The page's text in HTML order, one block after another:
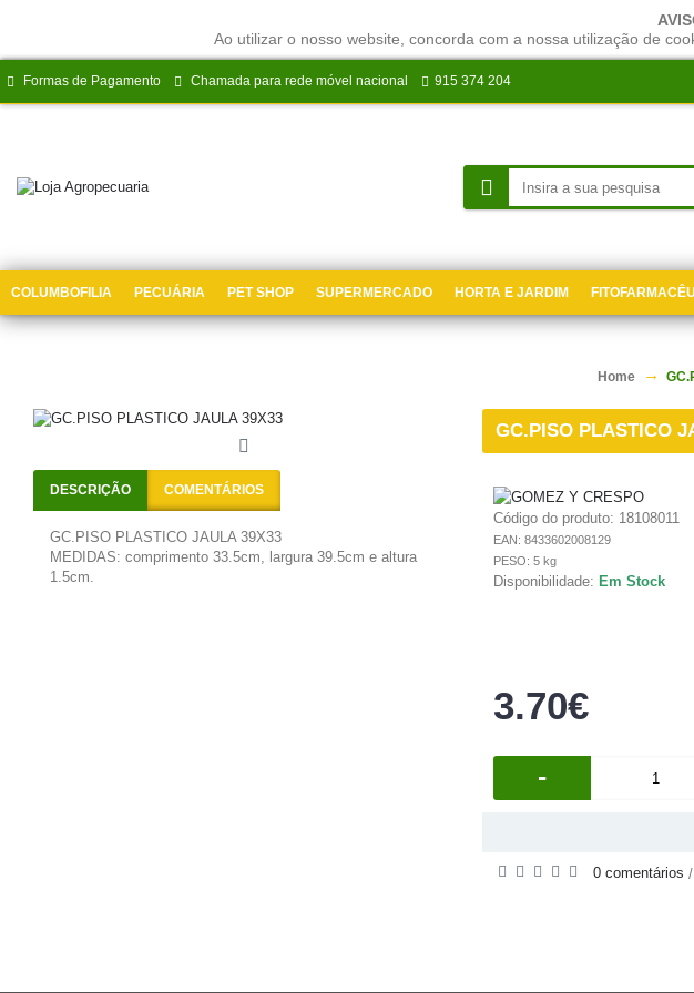
Ao utilizar o nosso website, concorda com a nossa utilização de
Formas de Pagamento Chamada para rede móvel nacional 915 374 204
COLUMBOFILIA PECUÁRIA PET SHOP SUPERMERCADO HORTA E JARDIM
Home
DESCRIÇÃO COMENTÁRIOS
GC.PISO PLASTICO JAULA 39X33
MEDIDAS: comprimento 33.5cm, largura 39.5cm e altura
1.5cm.
GC.PISO PLASTICO
Código do produto: 18108011
EAN: 8433602008129
PESO: 5 kg
Disponibilidade: Em Stock
3.70€
-
0 comentários /